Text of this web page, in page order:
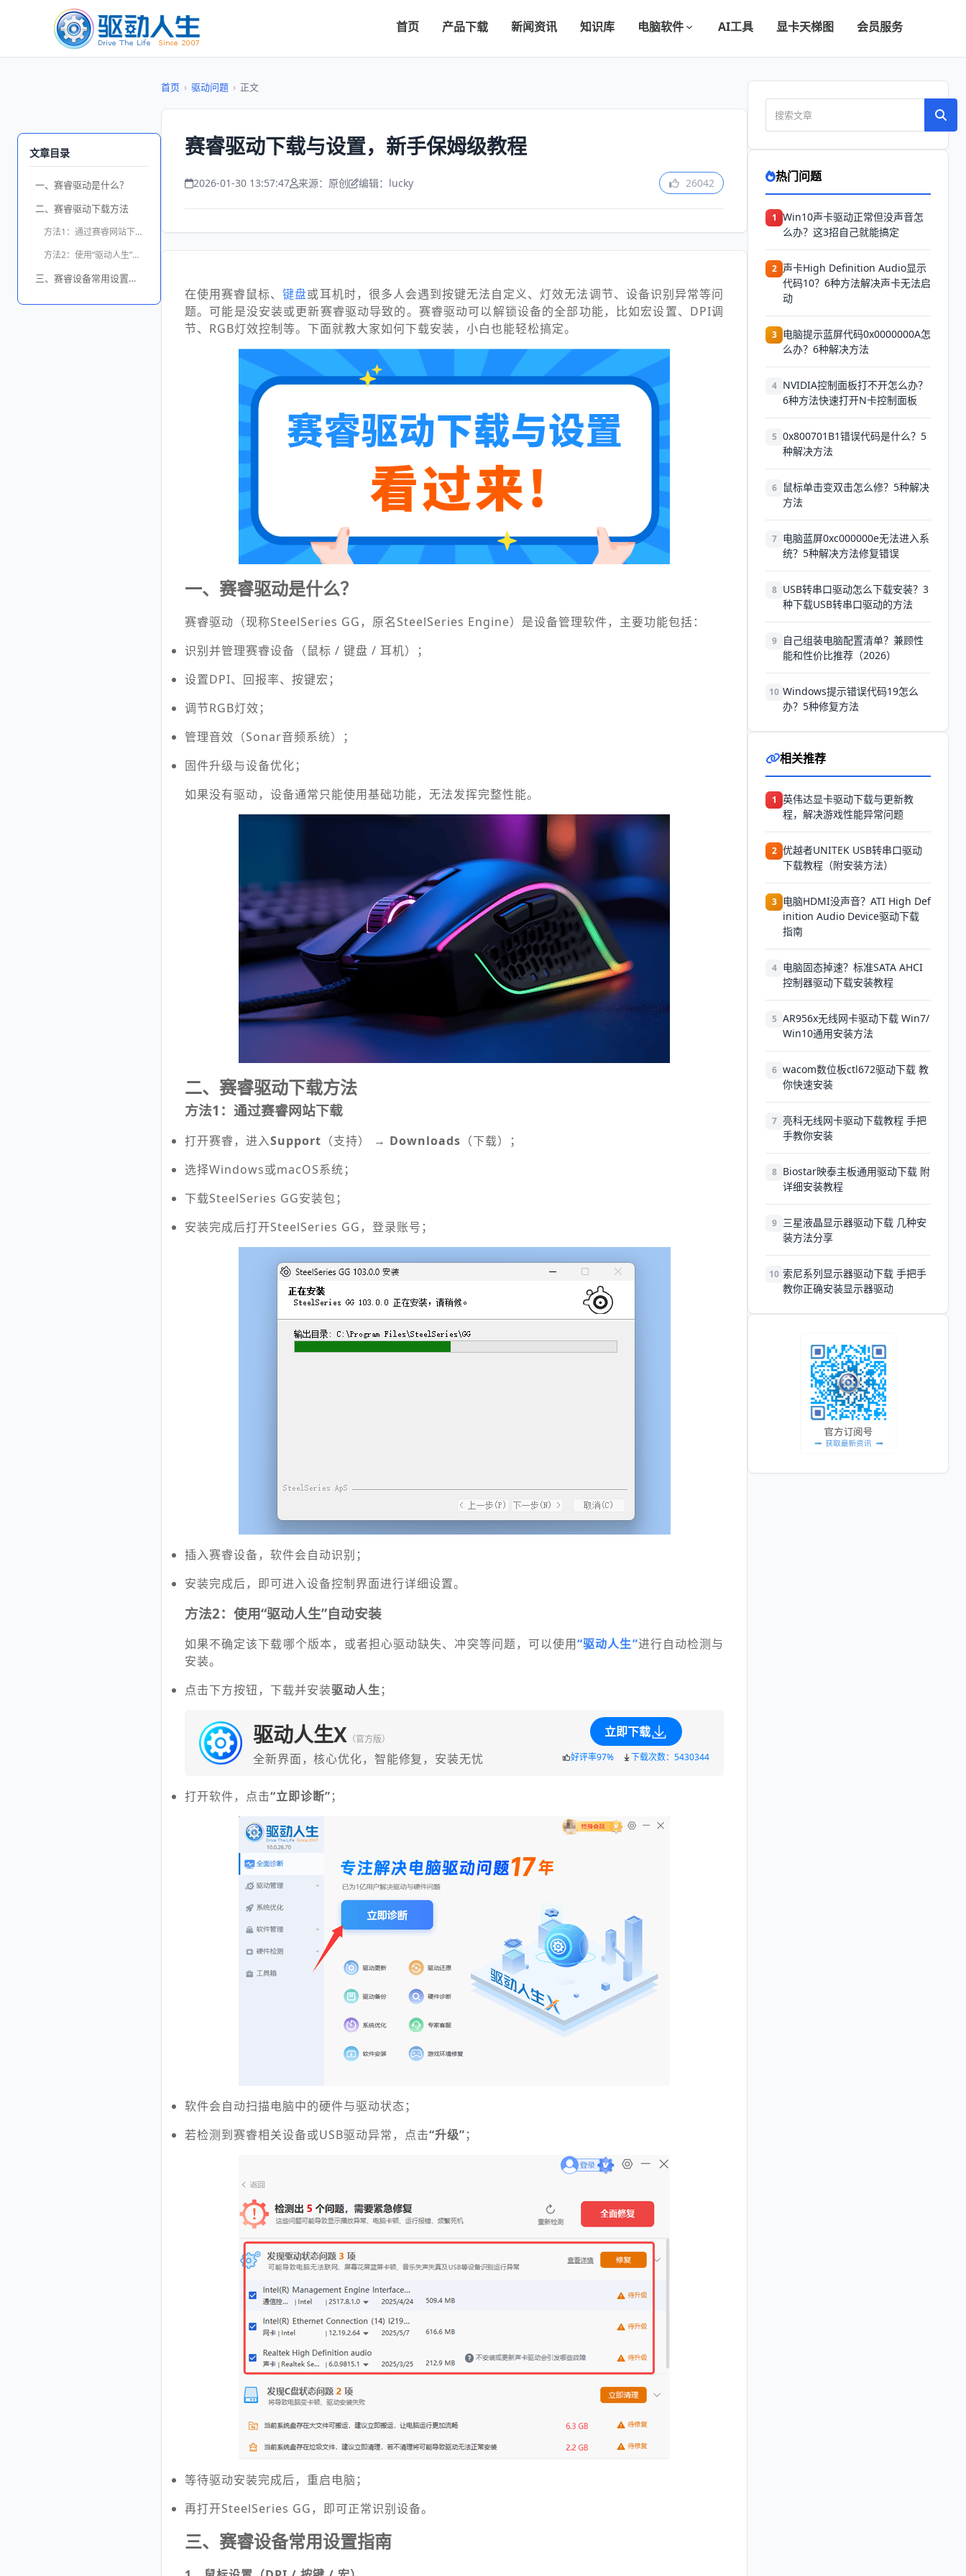
首页 产品下载 新闻资讯 知识库 电脑软件 AI工具 显卡天梯图 会员服务
文章目录
一、赛睿驱动是什么？
二、赛睿驱动下载方法
方法1：通过赛睿网站下载
方法2：使用“驱动人生”自动安装
三、赛睿设备常用设置指南
首页 › 驱动问题 › 正文
赛睿驱动下载与设置，新手保姆级教程
2026-01-30 13:57:47 来源：原创 编辑：lucky 26042
在使用赛睿鼠标、键盘或耳机时，很多人会遇到按键无法自定义、灯效无法调节、设备识别异常等问
题。可能是没安装或更新赛睿驱动导致的。赛睿驱动可以解锁设备的全部功能，比如宏设置、DPI调
节、RGB灯效控制等。下面就教大家如何下载安装，小白也能轻松搞定。
一、赛睿驱动是什么？
赛睿驱动（现称SteelSeries GG，原名SteelSeries Engine）是设备管理软件，主要功能包括：
识别并管理赛睿设备（鼠标 / 键盘 / 耳机）；
设置DPI、回报率、按键宏；
调节RGB灯效；
管理音效（Sonar音频系统）；
固件升级与设备优化；
如果没有驱动，设备通常只能使用基础功能，无法发挥完整性能。
二、赛睿驱动下载方法
方法1：通过赛睿网站下载
打开赛睿，进入Support （支持） → Downloads （下载）；
选择Windows或macOS系统；
下载SteelSeries GG安装包；
安装完成后打开SteelSeries GG，登录账号；
插入赛睿设备，软件会自动识别；
安装完成后，即可进入设备控制界面进行详细设置。
方法2：使用“驱动人生”自动安装
如果不确定该下载哪个版本，或者担心驱动缺失、冲突等问题，可以使用“驱动人生”进行自动检测与
安装。
点击下方按钮，下载并安装驱动人生；
驱动人生X （官方版）
全新界面，核心优化，智能修复，安装无忧
立即下载
好评率97% 下载次数：5430344
打开软件，点击“立即诊断”；
软件会自动扫描电脑中的硬件与驱动状态；
若检测到赛睿相关设备或USB驱动异常，点击“升级”；
等待驱动安装完成后，重启电脑；
再打开SteelSeries GG，即可正常识别设备。
三、赛睿设备常用设置指南
热门问题
1 Win10声卡驱动正常但没声音怎
么办？这3招自己就能搞定
2 声卡High Definition Audio显示
代码10？6种方法解决声卡无法启
动
3 电脑提示蓝屏代码0x0000000A怎
么办？6种解决方法
4 NVIDIA控制面板打不开怎么办？
6种方法快速打开N卡控制面板
5 0x800701B1错误代码是什么？5
种解决方法
6
鼠标单击变双击怎么修？5种解决
方法
7 电脑蓝屏0xc000000e无法进入系
统？5种解决方法修复错误
8 USB转串口驱动怎么下载安装？3
种下载USB转串口驱动的方法
9
自己组装电脑配置清单？兼顾性
能和性价比推荐（2026）
10 Windows提示错误代码19怎么
办？5种修复方法
相关推荐
1 英伟达显卡驱动下载与更新教
程，解决游戏性能异常问题
2 优越者UNITEK USB转串口驱动
下载教程（附安装方法）
3 电脑HDMI没声音？ATI High Def
inition Audio Device驱动下载
指南
4 电脑固态掉速？标准SATA AHCI
控制器驱动下载安装教程
5 AR956x无线网卡驱动下载 Win7/
Win10通用安装方法
6 wacom数位板ctl672驱动下载 教
你快速安装
7 亮科无线网卡驱动下载教程 手把
手教你安装
8 Biostar映泰主板通用驱动下载 附
详细安装教程
9 三星液晶显示器驱动下载 几种安
装方法分享
10 索尼系列显示器驱动下载 手把手
教你正确安装显示器驱动